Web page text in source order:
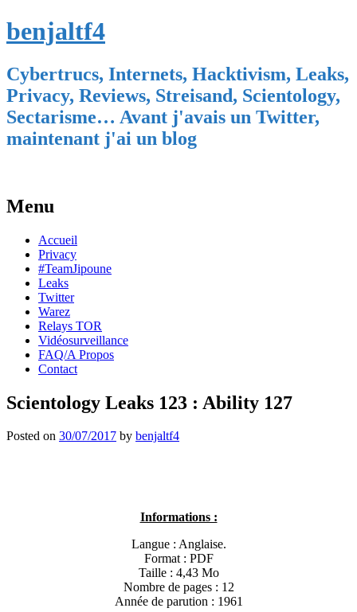
benjaltf4
Cybertrucs, Internets, Hacktivism, Leaks,
Privacy, Reviews, Streisand, Scientology,
Sectarisme… Avant j'avais un Twitter,
maintenant j'ai un blog
Menu
Skip
content
Accueil
Privacy
#TeamJipoune
Leaks
Twitter
Warez
Relays TOR
Vidéosurveillance
FAQ/A Propos
Contact
Scientology Leaks 123 : Ability 127
Posted on 30/07/2017 by benjaltf4
Informations :
Langue : Anglaise.
Format : PDF
Taille : 4,43 Mo
Nombre de pages : 12
Année de parution : 1961